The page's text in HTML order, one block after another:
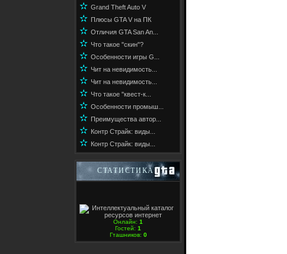
✫ Grand Theft Auto V
✫ Плюсы GTA V на ПК
✫ Отличия GTA San An...
✫ Что такое "скин"?
✫ Особенности игры G...
✫ Чит на невидимость...
✫ Чит на невидимость...
✫ Что такое "квест-к...
✫ Особенности промыш...
✫ Преимущества автор...
✫ Контр Страйк: виды...
✫ Контр Страйк: виды...
СТАТИСТИКА
Онлайн: 1
Гостей: 1
Гташников: 0